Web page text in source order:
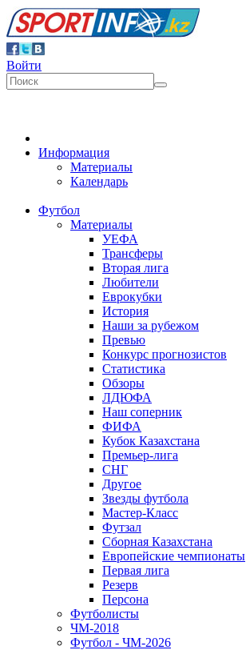
Войти
Информация
Материалы
Календарь
Футбол
Материалы
УЕФА
Трансферы
Вторая лига
Любители
Еврокубки
История
Наши за рубежом
Превью
Конкурс прогнозистов
Статистика
Обзоры
ЛДЮФА
Наш соперник
ФИФА
Кубок Казахстана
Премьер-лига
СНГ
Другое
Звезды футбола
Мастер-Класс
Футзал
Сборная Казахстана
Европейские чемпионаты
Первая лига
Резерв
Персона
Футболисты
ЧМ-2018
Футбол - ЧМ-2026